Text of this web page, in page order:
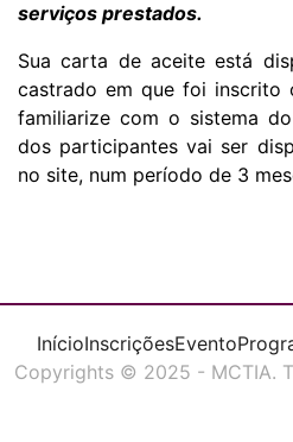
serviços prestados.
Sua carta de aceite está
castrado em que foi inscrito
familiarize com o sistema
dos participantes vai ser
no site, num período de 3
InícioInscriçõesEvento
Copyrights © 2025 - MCTIA.